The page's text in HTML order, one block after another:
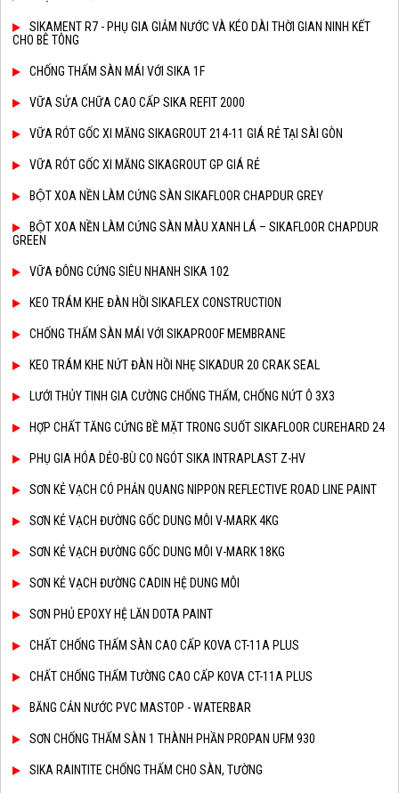
SIKAMENT R7 - PHỤ GIA GIẢM NƯỚC VÀ KÉO DÀI THỜI GIAN NINH KẾT
CHO BÊ TÔNG
CHỐNG THẤM SÀN MÁI VỚI SIKA 1F
VỮA SỬA CHỮA CAO CẤP SIKA REFIT 2000
VỮA RÓT GỐC XI MĂNG SIKAGROUT 214-11 GIÁ RẺ TẠI SÀI GÒN
VỮA RÓT GỐC XI MĂNG SIKAGROUT GP GIÁ RẺ
BỘT XOA NỀN LÀM CỨNG SÀN SIKAFLOOR CHAPDUR GREY
BỘT XOA NỀN LÀM CỨNG SÀN MÀU XANH LÁ – SIKAFLOOR CHAPDUR
GREEN
VỮA ĐÔNG CỨNG SIÊU NHANH SIKA 102
KEO TRÁM KHE ĐÀN HỒI SIKAFLEX CONSTRUCTION
CHỐNG THẤM SÀN MÁI VỚI SIKAPROOF MEMBRANE
KEO TRÁM KHE NỨT ĐÀN HỒI NHẸ SIKADUR 20 CRAK SEAL
LƯỚI THỦY TINH GIA CƯỜNG CHỐNG THẤM, CHỐNG NỨT Ô 3X3
HỢP CHẤT TĂNG CỨNG BỀ MẶT TRONG SUỐT SIKAFLOOR CUREHARD 24
PHỤ GIA HÓA DẺO-BÙ CO NGÓT SIKA INTRAPLAST Z-HV
SƠN KẺ VẠCH CÓ PHẢN QUANG NIPPON REFLECTIVE ROAD LINE PAINT
SƠN KẺ VẠCH ĐƯỜNG GỐC DUNG MÔI V-MARK 4KG
SƠN KẺ VẠCH ĐƯỜNG GỐC DUNG MÔI V-MARK 18KG
SƠN KẺ VẠCH ĐƯỜNG CADIN HỆ DUNG MÔI
SƠN PHỦ EPOXY HỆ LĂN DOTA PAINT
CHẤT CHỐNG THẤM SÀN CAO CẤP KOVA CT-11A PLUS
CHẤT CHỐNG THẤM TƯỜNG CAO CẤP KOVA CT-11A PLUS
BĂNG CẢN NƯỚC PVC MASTOP - WATERBAR
SƠN CHỐNG THẤM SÀN 1 THÀNH PHẦN PROPAN UFM 930
SIKA RAINTITE CHỐNG THẤM CHO SÀN, TƯỜNG